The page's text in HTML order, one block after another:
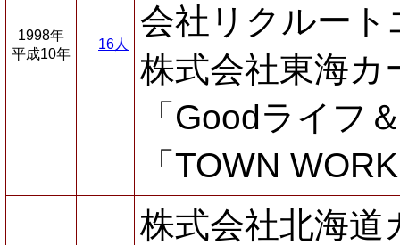
1998年
平成10年
16人
会社リクルー
株式会社東海カ
「Goodライフ
「TOWN
株式会社北海道